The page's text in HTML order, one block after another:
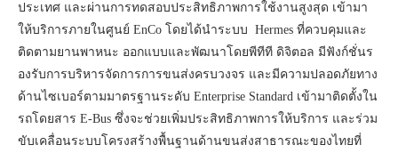
ประเทศ และผ่านการทดสอบประสิทธิภาพการใช้งานสูงสุด เข้ามา
ให้บริการภายในศูนย์ EnCo โดยได้นำระบบ Hermes ที่ควบคุมและ
ติดตามยานพาหนะ ออกแบบและพัฒนาโดยพีทีที ดิจิตอล มีฟังก์ชั่นร
องรับการบริหารจัดการการขนส่งครบวงจร และมีความปลอดภัยทาง
ด้านไซเบอร์ตามมาตรฐานระดับ Enterprise Standard เข้ามาติดตั้งใน
รถโดยสาร E-Bus ซึ่งจะช่วยเพิ่มประสิทธิภาพการให้บริการ และร่วม
ขับเคลื่อนระบบโครงสร้างพื้นฐานด้านขนส่งสาธารณะของไทยที่